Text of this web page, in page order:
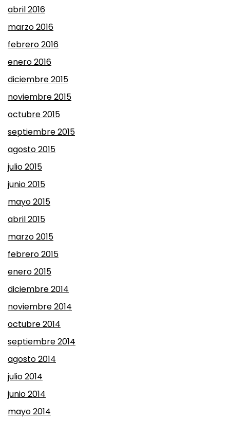
abril 2016
marzo 2016
febrero 2016
enero 2016
diciembre 2015
noviembre 2015
octubre 2015
septiembre 2015
agosto 2015
julio 2015
junio 2015
mayo 2015
abril 2015
marzo 2015
febrero 2015
enero 2015
diciembre 2014
noviembre 2014
octubre 2014
septiembre 2014
agosto 2014
julio 2014
junio 2014
mayo 2014